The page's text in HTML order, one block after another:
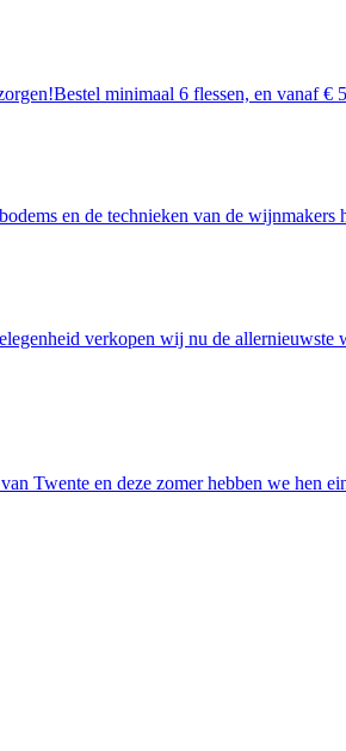
minimaal 6 flessen, en vanaf
en de technieken van de
verkopen wij nu de
Twente en deze zomer hebben we hen